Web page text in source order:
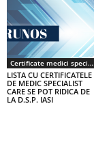
Certificate medici specialiști / primari
LISTA CU CERTIFICATELE
DE MEDIC SPECIALIST
CARE SE POT RIDICA DE
LA D.S.P. IASI